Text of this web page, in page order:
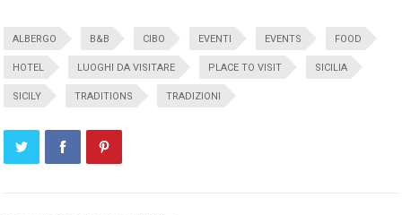
ALBERGO B&B CIBO EVENTI EVENTS FOOD
HOTEL LUOGHI DA VISITARE PLACE TO VISIT SICILIA
SICILY TRADITIONS TRADIZIONI